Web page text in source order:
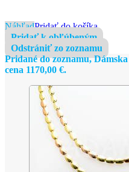
NáhľadPridať do košíka
Pridať k obľúbeným
Odstrániť zo zoznamu
Pridané do zoznamu,
cena 1170,00 €.